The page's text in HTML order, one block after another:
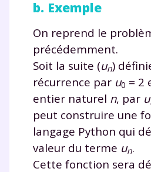
b. Exemple
On reprend le
précédemment.
Soit la suite (un)
récurrence par u0 = 2
entier naturel n, par u
peut construire une
langage Python qui
valeur du terme un.
Cette fonction sera